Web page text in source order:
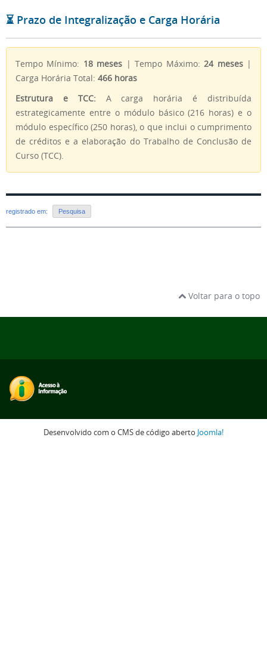
⏳ Prazo de Integralização e Carga Horária
Tempo Mínimo: 18 meses | Tempo Máximo:24 meses|
Carga Horária Total: 466 horas
Estrutura e TCC: A carga horária é distribuída
estrategicamente entre o módulo básico (216 horas) e o
módulo específico (250 horas), o que inclui o cumprimento
de créditos e a elaboração do Trabalho de Conclusão de
Curso (TCC).
registrado em: Pesquisa
Voltar para o topo
Desenvolvido com o CMS de código aberto Joomla!